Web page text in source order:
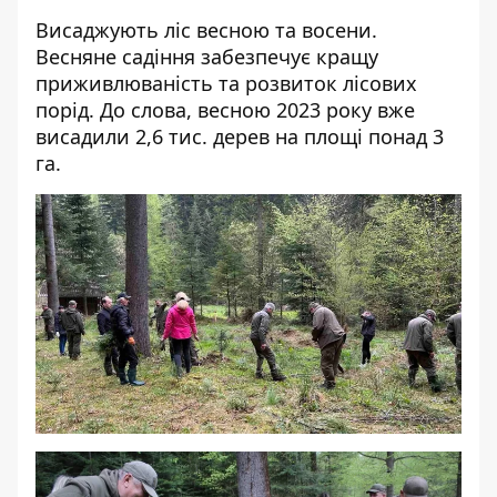
Висаджують ліс весною та восени.
Весняне садіння забезпечує кращу
приживлюваність та розвиток лісових
порід. До слова, весною 2023 року вже
висадили 2,6 тис. дерев на площі понад 3
га.